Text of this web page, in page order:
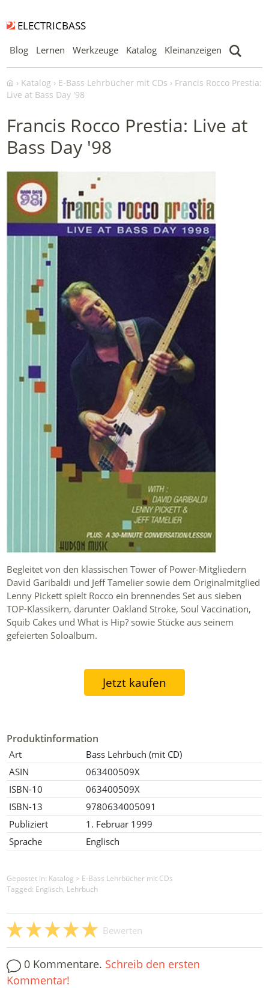
ELECTRICBASS
Blog Lernen Werkzeuge Katalog Kleinanzeigen
Katalog E-Bass Lehrbücher mit CDs
Francis Rocco Prestia:
Live at Bass Day '98
Francis Rocco Prestia: Live at
Bass Day '98
Begleitet von den klassischen Tower of Power-Mitgliedern
David Garibaldi und Jeff Tamelier sowie dem Originalmitglied
Lenny Pickett spielt Rocco ein brennendes Set aus sieben
TOP-Klassikern, darunter Oakland Stroke, Soul Vaccination,
Squib Cakes und What is Hip? sowie Stücke aus seinem
gefeierten Soloalbum.
Jetzt kaufen
Produktinformation
Art
Bass Lehrbuch (mit CD)
ASIN
063400509X
ISBN-10
063400509X
ISBN-13
9780634005091
Publiziert
1. Februar 1999
Sprache
Englisch
Gepostet in: Katalog > E-Bass Lehrbücher mit CDs
Tagged: Englisch, Lehrbuch
Bewerten
0 Kommentare. Schreib den ersten
Kommentar!